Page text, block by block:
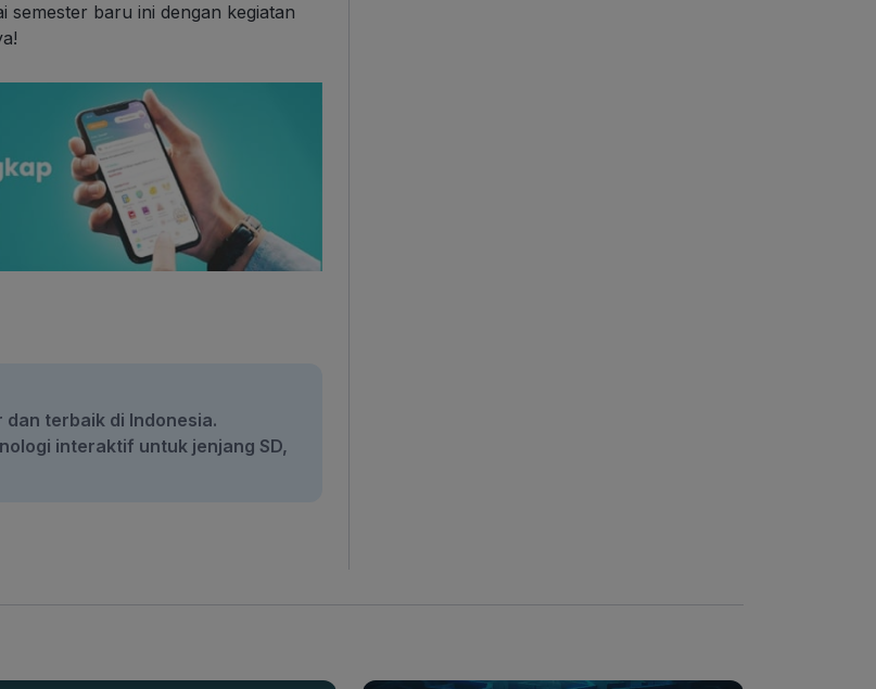
semester baru ini dengan kegiatan
terbaik di Indonesia.
interaktif untuk jenjang SD,